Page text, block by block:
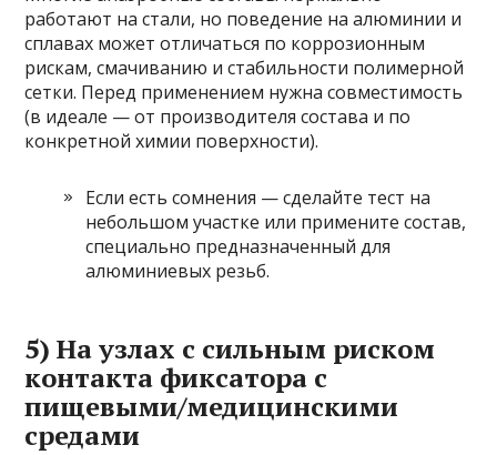
работают на стали, но поведение на алюминии и
сплавах может отличаться по коррозионным
рискам, смачиванию и стабильности полимерной
сетки. Перед применением нужна совместимость
(в идеале — от производителя состава и по
конкретной химии поверхности).
Если есть сомнения — сделайте тест на
небольшом участке или примените состав,
специально предназначенный для
алюминиевых резьб.
5) На узлах с сильным риском
контакта фиксатора с
пищевыми/медицинскими
средами